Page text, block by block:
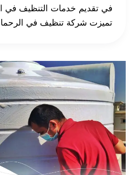
في تقديم خدمات التنظيف في
تميزت شركة تنظيف في